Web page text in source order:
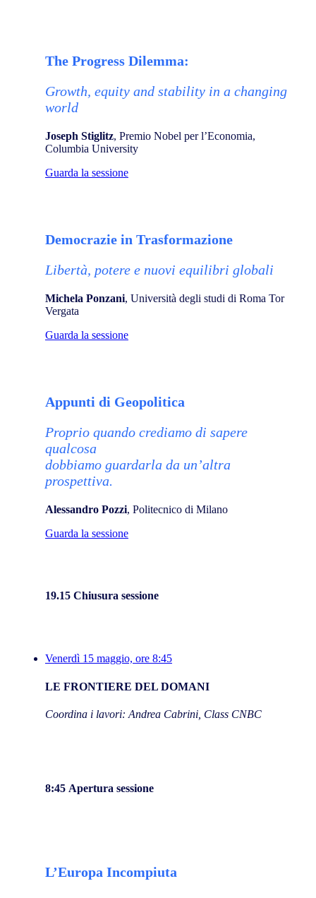
The Progress Dilemma:
Growth, equity and stability in a changing
world
Joseph Stiglitz, Premio Nobel per l’Economia,
Columbia University
Guarda la sessione
Democrazie in Trasformazione
Libertà, potere e nuovi equilibri globali
Michela Ponzani, Università degli studi di Roma Tor
Vergata
Guarda la sessione
Appunti di Geopolitica
Proprio quando crediamo di sapere
qualcosa
dobbiamo guardarla da un’altra
prospettiva.
Alessandro Pozzi, Politecnico di Milano
Guarda la sessione
19.15 Chiusura sessione
Venerdì 15 maggio, ore 8:45
LE FRONTIERE DEL DOMANI
Coordina i lavori: Andrea Cabrini, Class CNBC
8:45 Apertura sessione
L’Europa Incompiuta